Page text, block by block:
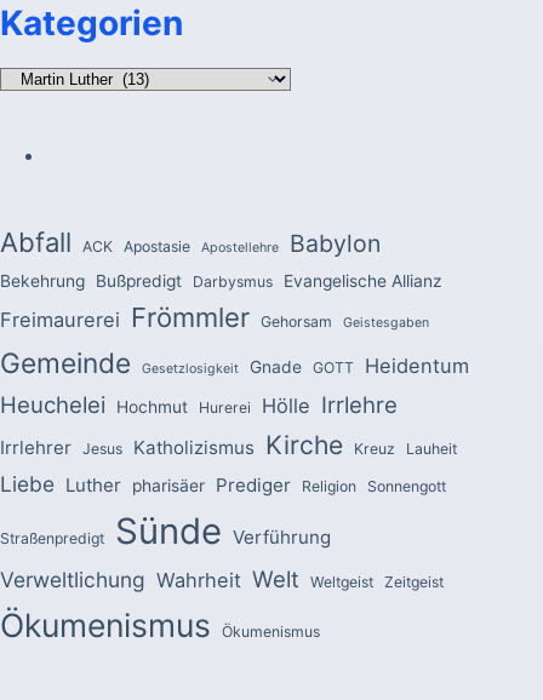
Kategorien
Kategorien
Abfall ACK Apostasie Apostellehre Babylon
Bekehrung Bußpredigt Darbysmus Evangelische Allianz
Freimaurerei Frömmler Gehorsam Geistesgaben
Gemeinde Gesetzlosigkeit Gnade GOTT Heidentum
Heuchelei Hochmut Hurerei Hölle Irrlehre
Irrlehrer Jesus Katholizismus Kirche Kreuz Lauheit
Liebe Luther pharisäer Prediger Religion Sonnengott
Straßenpredigt Sünde Verführung
Verweltlichung Wahrheit Welt Weltgeist Zeitgeist
Ökumenismus Ökumenismus